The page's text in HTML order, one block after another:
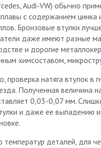
Audi-VW) обычно
с содержанием цинка
Бронзовые втулки
даже имеют разные
и дорогие
химсоставом,
натяга втулок в
Полученная величина
0,03-0,07 мм.
и даже ее выпадению
деталей, для